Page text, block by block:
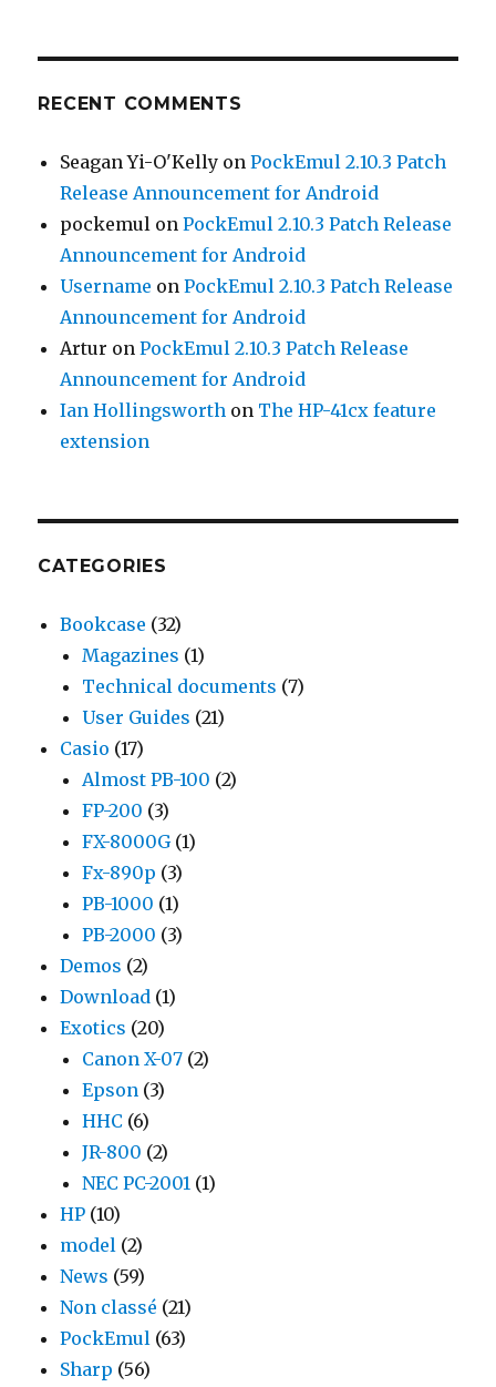
RECENT COMMENTS
Seagan Yi-O'Kelly onPockEmul 2.10.3 Patch
Release Announcement for Android
pockemul onPockEmul 2.10.3 Patch Release
Announcement for Android
Username onPockEmul 2.10.3 Patch Release
Announcement for Android
Artur onPockEmul 2.10.3 Patch Release
Announcement for Android
Ian Hollingsworth on The HP-41cx feature
extension
CATEGORIES
Bookcase (32)
Magazines (1)
Technical documents (7)
User Guides (21)
Casio (17)
Almost PB-100 (2)
FP-200 (3)
FX-8000G(1)
Fx-890p (3)
PB-1000 (1)
PB-2000 (3)
Demos (2)
Download (1)
Exotics (20)
Canon X-07 (2)
Epson (3)
HHC (6)
JR-800 (2)
NEC PC-2001 (1)
HP (10)
model (2)
News (59)
Non classé (21)
PockEmul (63)
Sharp (56)